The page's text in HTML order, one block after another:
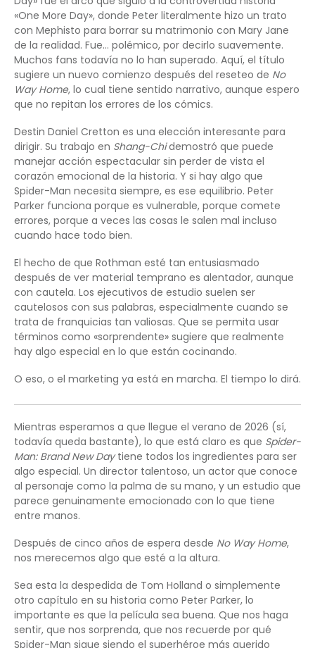
«One More Day», donde Peter literalmente hizo un trato
con Mephisto para borrar su matrimonio con Mary Jane
de la realidad. Fue… polémico, por decirlo suavemente.
Muchos fans todavía no lo han superado. Aquí, el título
sugiere un nuevo comienzo después del reseteo de No
Way Home, lo cual tiene sentido narrativo, aunque espero
que no repitan los errores de los cómics.
Destin Daniel Cretton es una elección interesante para
dirigir. Su trabajo en Shang-Chidemostró que puede
manejar acción espectacular sin perder de vista el
corazón emocional de la historia. Y si hay algo que
Spider-Man necesita siempre, es ese equilibrio. Peter
Parker funciona porque es vulnerable, porque comete
errores, porque a veces las cosas le salen mal incluso
cuando hace todo bien.
El hecho de que Rothman esté tan entusiasmado
después de ver material temprano es alentador, aunque
con cautela. Los ejecutivos de estudio suelen ser
cautelosos con sus palabras, especialmente cuando se
trata de franquicias tan valiosas. Que se permita usar
términos como «sorprendente» sugiere que realmente
hay algo especial en lo que están cocinando.
O eso, o el marketing ya está en marcha. El tiempo lo dirá.
Mientras esperamos a que llegue el verano de 2026 (sí,
todavía queda bastante), lo que está claro es que Spider-
Man: Brand New Daytiene todos los ingredientes para ser
algo especial. Un director talentoso, un actor que conoce
al personaje como la palma de su mano, y un estudio que
parece genuinamente emocionado con lo que tiene
entre manos.
Después de cinco años de espera desde No Way Home,
nos merecemos algo que esté a la altura.
Sea esta la despedida de Tom Holland o simplemente
otro capítulo en su historia como Peter Parker, lo
importante es que la película sea buena. Que nos haga
sentir, que nos sorprenda, que nos recuerde por qué
Spider-Man sigue siendo el superhéroe más querido